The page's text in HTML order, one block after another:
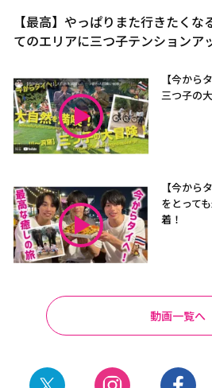
【最高】やっぱりまた行きたく
てのエリアに三つ子テンションア
【今から
三つ子の
【今から
をとって
着！
動画一覧へ